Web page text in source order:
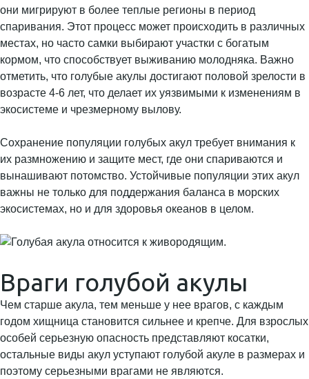
они мигрируют в более теплые регионы в период
спаривания. Этот процесс может происходить в различных
местах, но часто самки выбирают участки с богатым
кормом, что способствует выживанию молодняка. Важно
отметить, что голубые акулы достигают половой зрелости в
возрасте 4-6 лет, что делает их уязвимыми к изменениям в
экосистеме и чрезмерному вылову.
Сохранение популяции голубых акул требует внимания к
их размножению и защите мест, где они спариваются и
вынашивают потомство. Устойчивые популяции этих акул
важны не только для поддержания баланса в морских
экосистемах, но и для здоровья океанов в целом.
Враги голубой акулы
Чем старше акула, тем меньше у нее врагов, с каждым
годом хищница становится сильнее и крепче. Для взрослых
особей серьезную опасность представляют косатки,
остальные виды акул уступают голубой акуле в размерах и
поэтому серьезными врагами не являются.